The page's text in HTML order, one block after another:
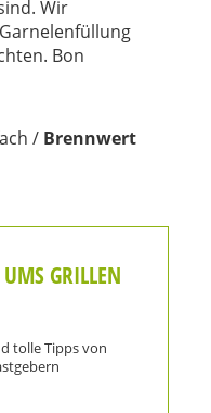
Wir
Bon
/ Brennwert
GRILLEN
tolle Tipps von